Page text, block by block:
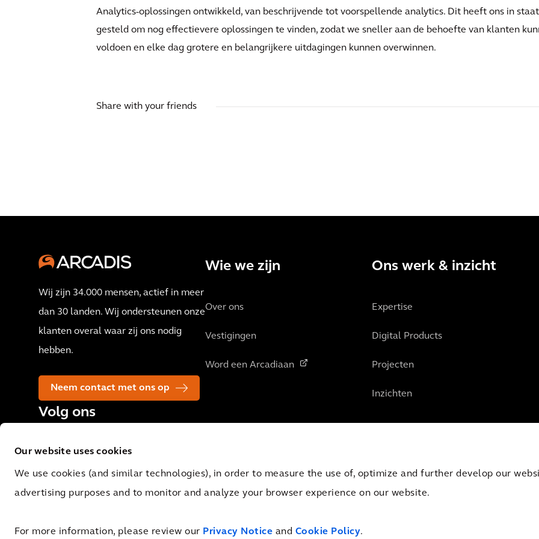
Our website uses cookies
We use cookies (and similar technologies), in order to measure the use of, optimize and further develop our
advertising purposes and to monitor and analyze your browser experience on our website.
For more information, please review our Privacy Notice and Cookie Policy.
Analytics-oplossingen ontwikkeld, van beschrijvende tot voorspellende analytics. Dit heeft ons in staat
gesteld om nog effectievere oplossingen te vinden, zodat we sneller aan de behoefte van klanten
voldoen en elke dag grotere en belangrijkere uitdagingen kunnen overwinnen.
Share with your friends
Wij zijn 34.000 mensen, actief in meer
dan 30 landen. Wij ondersteunen onze
klanten overal waar zij ons nodig
hebben.
Neem contact met ons op
Volg ons
Wie we zijn
Over ons
Vestigingen
Word een Arcadiaan
Ons werk & inzicht
Expertise
Digital Products
Projecten
Inzichten
09051284. VAT No.: NL 0062.92.227.B.01